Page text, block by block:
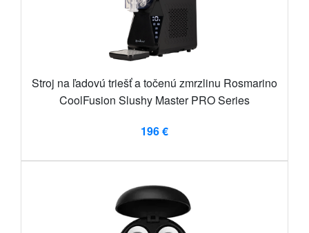
Stroj na ľadovú triešť a točenú zmrzlinu Rosmarino
CoolFusion Slushy Master PRO Series
196 €